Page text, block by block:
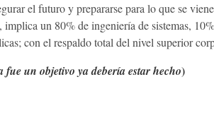
el futuro y prepararse para lo que se
un 80% de ingeniería de sistemas,
con el respaldo total del nivel superior
fue un objetivo ya debería estar hecho)